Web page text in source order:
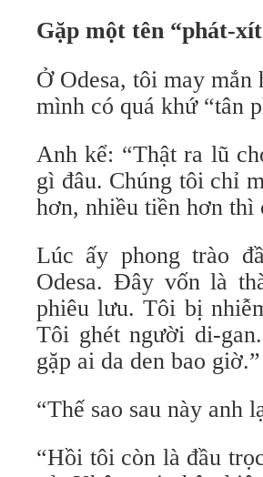
Gặp một tên “phát-
Ở Odesa, tôi may mắn
mình có quá khứ “tân
Anh kể: “Thật ra lũ
gì đâu. Chúng tôi chỉ
hơn, nhiều tiền hơn thì
Lúc ấy phong trào
Odesa. Đây vốn là
phiêu lưu. Tôi bị
Tôi ghét người di-
gặp ai da den bao giờ.”
“Thế sao sau này anh
“Hồi tôi còn là đầu